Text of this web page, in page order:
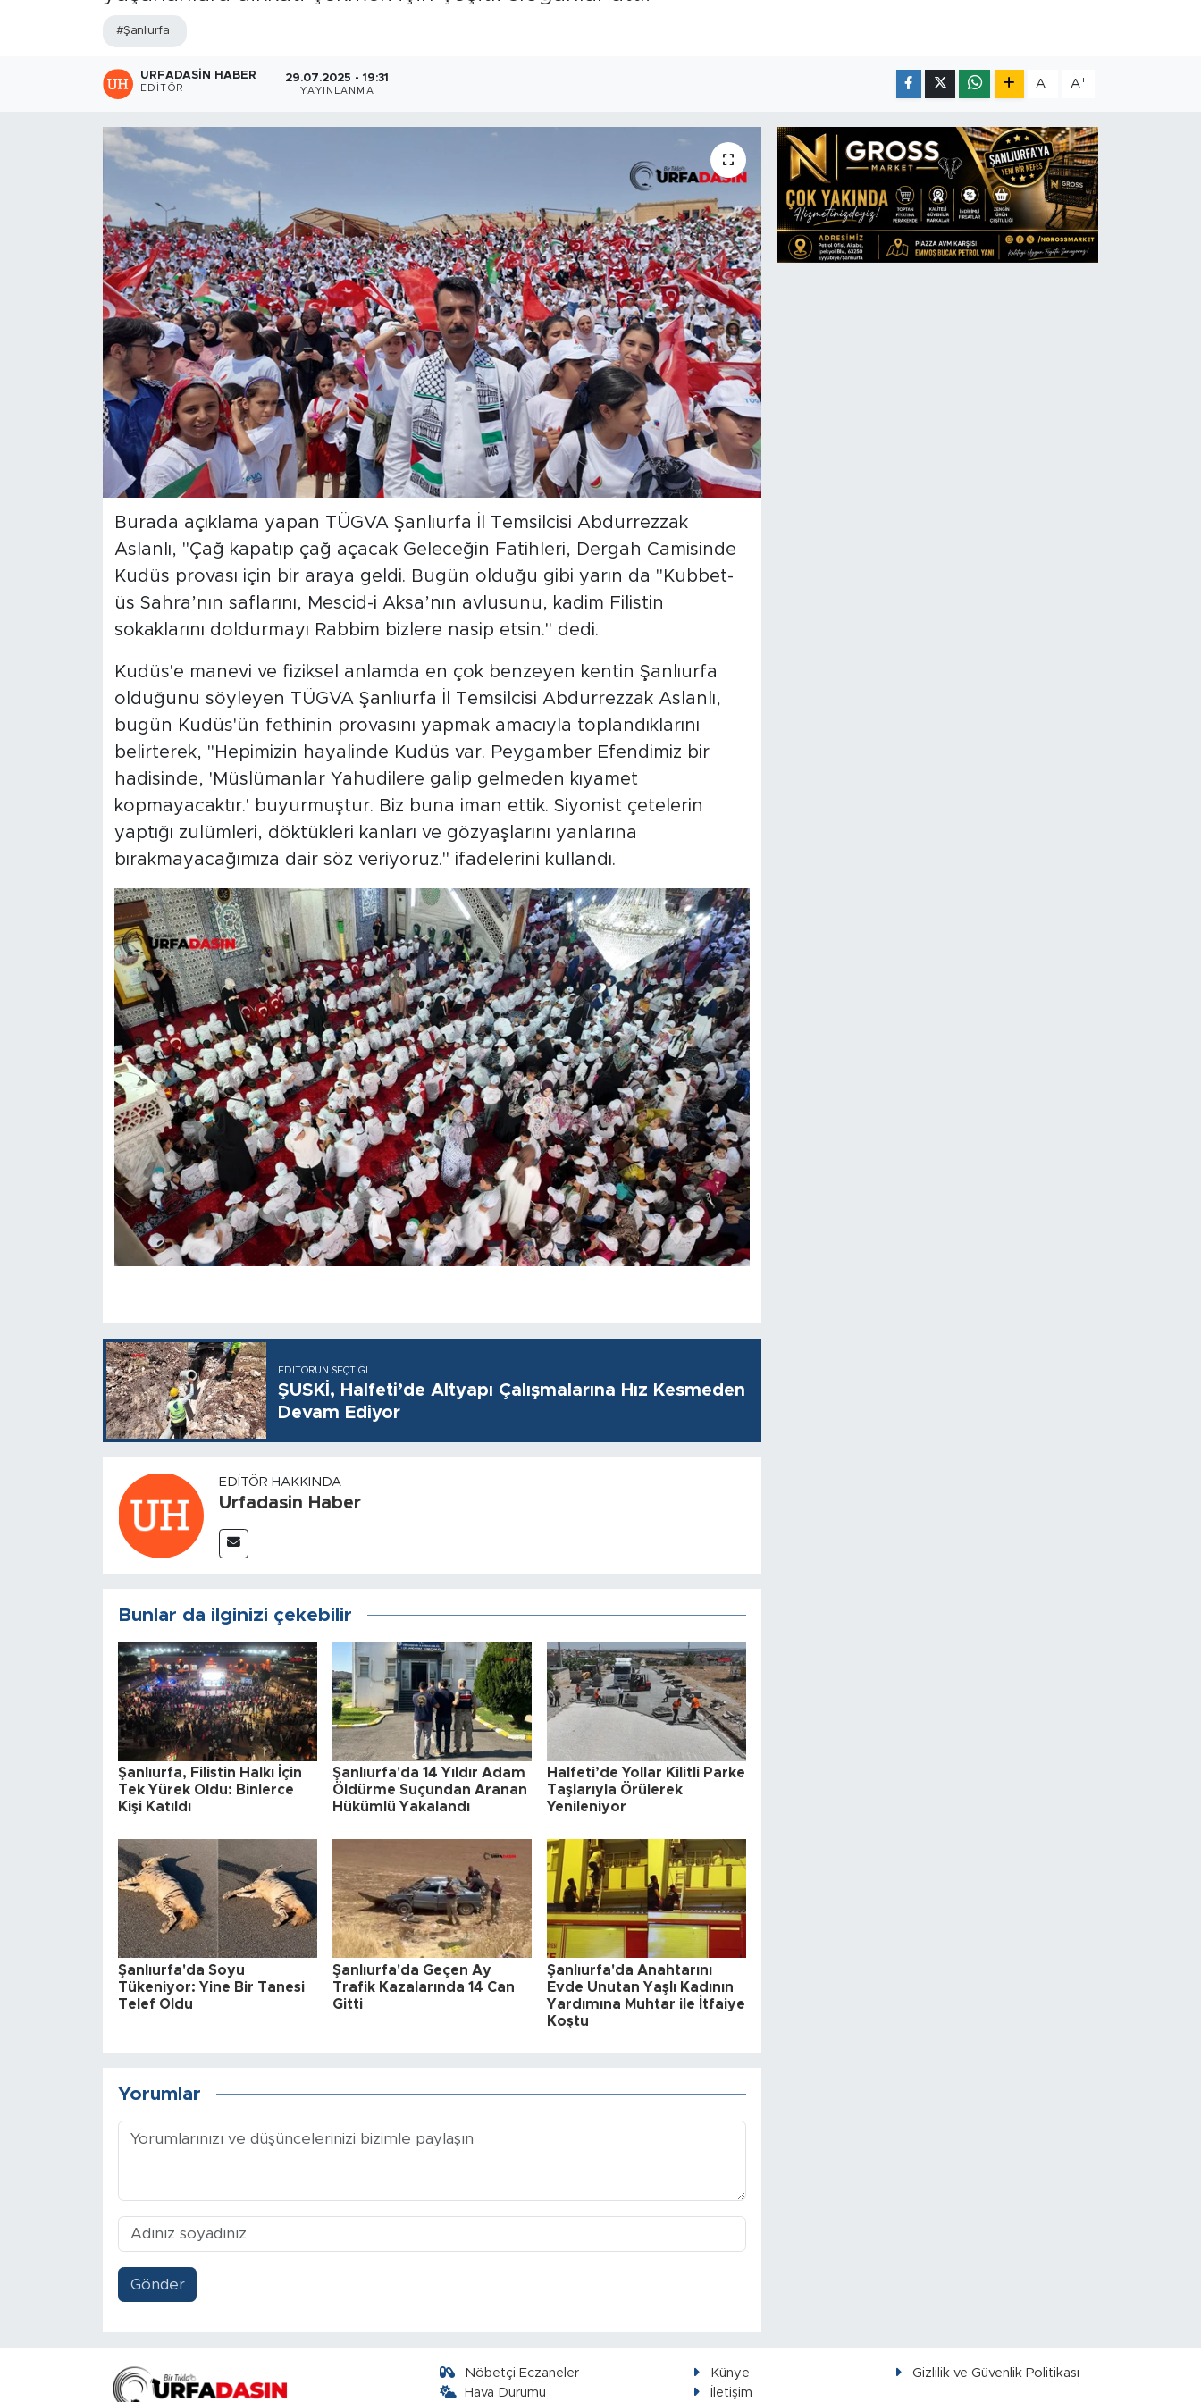
#Şanlıurfa
URFADASIN HABER
EDITÖR
29.07.2025 - 19:31
YAYINLANMA
A- A+
Burada açıklama yapan TÜGVA Şanlıurfa İl Temsilcisi Abdurrezzak
Aslanlı, "Çağ kapatıp çağ açacak Geleceğin Fatihleri, Dergah Camisinde
Kudüs provası için bir araya geldi. Bugün olduğu gibi yarın da "Kubbet-
üs Sahra’nın saflarını, Mescid-i Aksa’nın avlusunu, kadim Filistin
sokaklarını doldurmayı Rabbim bizlere nasip etsin." dedi.
Kudüs'e manevi ve fiziksel anlamda en çok benzeyen kentin Şanlıurfa
olduğunu söyleyen TÜGVA Şanlıurfa İl Temsilcisi Abdurrezzak Aslanlı,
bugün Kudüs'ün fethinin provasını yapmak amacıyla toplandıklarını
belirterek, "Hepimizin hayalinde Kudüs var. Peygamber Efendimiz bir
hadisinde, 'Müslümanlar Yahudilere galip gelmeden kıyamet
kopmayacaktır.' buyurmuştur. Biz buna iman ettik. Siyonist çetelerin
yaptığı zulümleri, döktükleri kanları ve gözyaşlarını yanlarına
bırakmayacağımıza dair söz veriyoruz." ifadelerini kullandı.
EDITÖRÜN SEÇTIĞI
ŞUSKİ, Halfeti’de Altyapı Çalışmalarına Hız Kesmeden
Devam Ediyor
EDITÖR HAKKINDA
Urfadasin Haber
Bunlar da ilginizi çekebilir
Şanlıurfa, Filistin Halkı İçin
Tek Yürek Oldu: Binlerce
Kişi Katıldı
Şanlıurfa'da 14 Yıldır Adam
Öldürme Suçundan Aranan
Hükümlü Yakalandı
Halfeti’de Yollar Kilitli Parke
Taşlarıyla Örülerek
Yenileniyor
Şanlıurfa'da Soyu
Tükeniyor: Yine Bir Tanesi
Telef Oldu
Şanlıurfa'da Geçen Ay
Trafik Kazalarında 14 Can
Gitti
Şanlıurfa'da Anahtarını
Evde Unutan Yaşlı Kadının
Yardımına Muhtar ile İtfaiye
Koştu
Yorumlar
Gönder
Nöbetçi Eczaneler
Hava Durumu
Künye
Gizlilik ve Güvenlik Politikası
İletişim